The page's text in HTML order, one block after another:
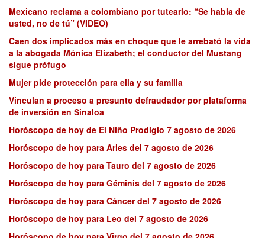
Mexicano reclama a colombiano por tutearlo: “Se habla de
usted, no de tú” (VIDEO)
Caen dos implicados más en choque que le arrebató la vida
a la abogada Mónica Elizabeth; el conductor del Mustang
sigue prófugo
Mujer pide protección para ella y su familia
Vinculan a proceso a presunto defraudador por plataforma
de inversión en Sinaloa
Horóscopo de hoy de El Niño Prodigio 7 agosto de 2026
Horóscopo de hoy para Aries del 7 agosto de 2026
Horóscopo de hoy para Tauro del 7 agosto de 2026
Horóscopo de hoy para Géminis del 7 agosto de 2026
Horóscopo de hoy para Cáncer del 7 agosto de 2026
Horóscopo de hoy para Leo del 7 agosto de 2026